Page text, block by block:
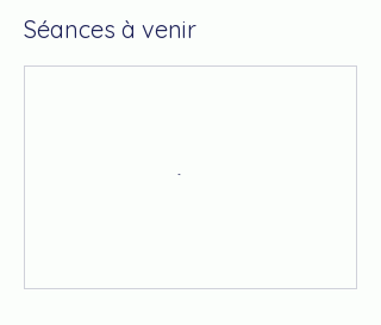
Séances à venir